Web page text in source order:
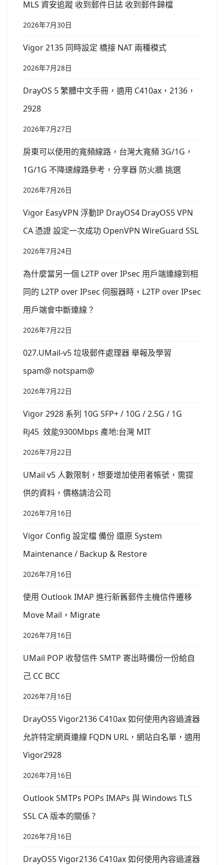
MLS 資安追蹤 收到郵件日誌 收到郵件歸檔
2026年7月30日
Vigor 2135 同時設定 橋接 NAT 兩種模式
2026年7月28日
DrayOS 5 繁體中文手冊，適用 C410ax，2136，
2928
2026年7月27日
房東可以使用的寬頻線路，台灣大寬頻 3G/1G，
1G/1G 不降速線路參考，分享器 防火牆 挑選
2026年7月26日
Vigor EasyVPN 浮動IP DrayOS4 DrayOS5 VPN
CA 憑證 設定一次成功 OpenVPN WireGuard SSL
2026年7月24日
為什麼當另一個 L2TP over IPsec 用戶端連線到相
同的 L2TP over IPsec 伺服器時，L2TP over IPsec
用戶端會中斷連線？
2026年7月22日
027.UMail-v5 垃圾郵件處理器 舉報及學習
spam@ notspam@
2026年7月22日
Vigor 2928 系列 10G SFP+ / 10G / 2.5G / 1G
Rj45 效能9300Mbps 產地:台灣 MIT
2026年7月22日
UMail v5 人數限制，想要增加使用者帳號，需提
供的資料，價格請洽公司
2026年7月16日
Vigor Config 設定檔 備份 還原 System
Maintenance / Backup & Restore
2026年7月16日
使用 Outlook IMAP 進行新舊郵件主機信件遷移
Move Mail，Migrate
2026年7月16日
UMail POP 收發信件 SMTP 寄出時備份一份給自
己 CC BCC
2026年7月16日
DrayOS5 Vigor2136 C410ax 如何使用內容過濾器
允許特定網頁連線 FQDN URL，網站白名單，適用
Vigor2928
2026年7月16日
Outlook SMTPs POPs IMAPs 與 Windows TLS
SSL CA 版本的關係 ?
2026年7月16日
DrayOS5 Vigor2136 C410ax 如何使用內容過濾器